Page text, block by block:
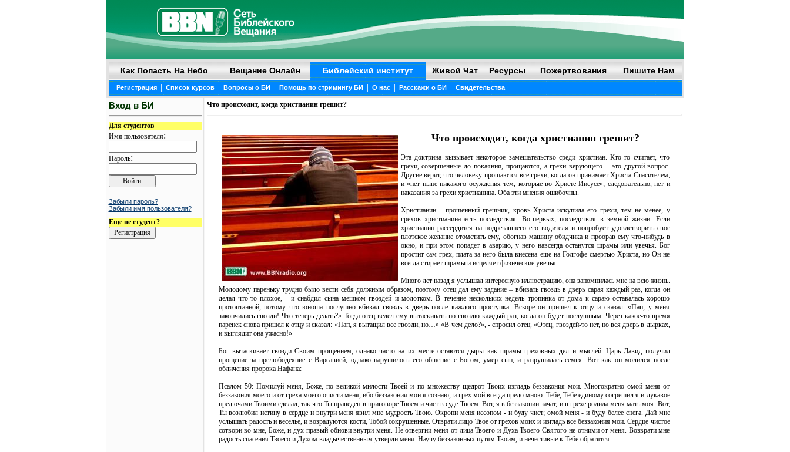
Как Попасть На Небо Вещание Онлайн Библейский институт Живой Чат Ресурсы Пожертвования Пишите Нам
Регистрация | Список курсов | Вопросы о БИ | Помощь по стримингу БИ | О нас | Расскажи о БИ | Свидетельства
Вход в БИ
Для студентов
Имя пользователя:
Пароль:
Забыли пароль?
Забыли имя пользователя?
Еще не студент?
Что происходит, когда христианин грешит?
Что происходит, когда христианин грешит?
Эта доктрина вызывает некоторое замешательство среди христиан. Кто-то считает, что
грехи, совершенные до покаяния, прощаются, а грехи верующего – это другой вопрос.
Другие верят, что человеку прощаются все грехи, когда он принимает Христа Спасителем,
и «нет ныне никакого осуждения тем, которые во Христе Иисусе»; следовательно, нет и
наказания за грехи христианина. Оба эти мнения ошибочны.
Христианин – прощенный грешник, кровь Христа искупила его грехи, тем не менее, у
грехов христианина есть последствия. Во-первых, последствия в земной жизни. Если
христианин рассердится на подрезавшего его водителя и попробует удовлетворить свое
плотское желание отомстить ему, обогнав машину обидчика и проорав ему что-нибудь в
окно, и при этом попадет в аварию, у него навсегда останутся шрамы или увечья. Бог
простит сам грех, плата за него была внесена еще на Голгофе смертью Христа, но Он не
всегда стирает шрамы и исцеляет физические увечья.
Много лет назад я услышал интересную иллюстрацию, она запомнилась мне на всю жизнь.
Молодому пареньку трудно было вести себя должным образом, поэтому отец дал ему задание – вбивать гвоздь в дверь сарая каждый раз, когда он
делал что-то плохое, - и снабдил сына мешком гвоздей и молотком. В течение нескольких недель тропинка от дома к сараю оставалась хорошо
протоптанной, потому что юноша послушно вбивал гвоздь в дверь после каждого проступка. Вскоре он пришел к отцу и сказал: «Пап, у меня
закончились гвозди! Что теперь делать?» Тогда отец велел ему вытаскивать по гвоздю каждый раз, когда он будет послушным. Через какое-то время
паренек снова пришел к отцу и сказал: «Пап, я вытащил все гвозди, но…» «В чем дело?», - спросил отец. «Отец, гвоздей-то нет, но вся дверь в дырках,
и выглядит она ужасно!»
Бог вытаскивает гвозди Своим прощением, однако часто на их месте остаются дыры как шрамы греховных дел и мыслей. Царь Давид получил
прощение за прелюбодеяние с Вирсавией, однако нарушилось его общение с Богом, умер сын, и разрушилась семья. Вот как он молился после
обличения пророка Нафана:
Псалом 50: Помилуй меня, Боже, по великой милости Твоей и по множеству щедрот Твоих изгладь беззакония мои. Многократно омой меня от
беззакония моего и от греха моего очисти меня, ибо беззакония мои я сознаю, и грех мой всегда предо мною. Тебе, Тебе единому согрешил я и лукавое
пред очами Твоими сделал, так что Ты праведен в приговоре Твоем и чист в суде Твоем. Вот, я в беззаконии зачат, и в грехе родила меня мать моя. Вот,
Ты возлюбил истину в сердце и внутри меня явил мне мудрость Твою. Окропи меня иссопом - и буду чист; омой меня - и буду белее снега. Дай мне
услышать радость и веселье, и возрадуются кости, Тобой сокрушенные. Отврати лицо Твое от грехов моих и изгладь все беззакония мои. Сердце чистое
сотвори во мне, Боже, и дух правый обнови внутри меня. Не отвергни меня от лица Твоего и Духа Твоего Святого не отними от меня. Возврати мне
радость спасения Твоего и Духом владычественным утверди меня. Научу беззаконных путям Твоим, и нечестивые к Тебе обратятся.